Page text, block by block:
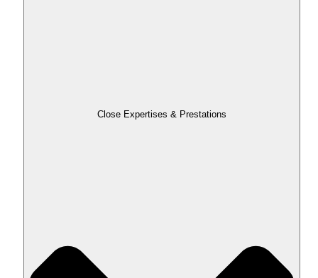
Close Expertises & Prestations